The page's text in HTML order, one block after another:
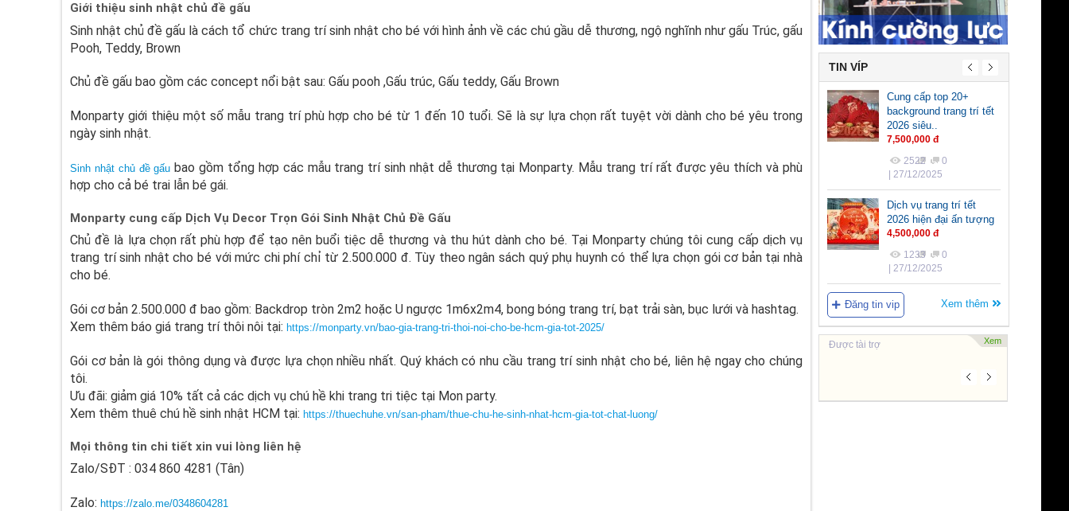
TIN VÍP
Cung cấp top 20+
background trang trí tết
2026 siêu..
7,500,000 đ
2522
0
| 27/12/2025
Dịch vụ trang trí tết
2026 hiện đại ấn tượng
4,500,000 đ
1233
0
| 27/12/2025
Đăng tin vip Xem thêm
Được tài trợ Xem
Giới thiệu sinh nhật chủ đề gấu
Sinh nhật chủ đề gấu là cách tổ chức trang trí sinh nhật cho bé với hình ảnh về các chú gầu dễ thương, ngộ nghĩnh như gấu Trúc, gấu
Pooh, Teddy, Brown
Chủ đề gấu bao gồm các concept nổi bật sau: Gấu pooh ,Gấu trúc, Gấu teddy, Gấu Brown
Monparty giới thiệu một số mẫu trang trí phù hợp cho bé từ 1 đến 10 tuổi. Sẽ là sự lựa chọn rất tuyệt vời dành cho bé yêu trong
ngày sinh nhật.
Sinh nhật chủ đề gấu bao gồm tổng hợp các mẫu trang trí sinh nhật dễ thương tại Monparty. Mẫu trang trí rất được yêu thích và phù
hợp cho cả bé trai lẫn bé gái.
Monparty cung cấp Dịch Vụ Decor Trọn Gói Sinh Nhật Chủ Đề Gấu
Chủ đề là lựa chọn rất phù hợp để tạo nên buổi tiệc dễ thương và thu hút dành cho bé. Tại Monparty chúng tôi cung cấp dịch vụ
trang trí sinh nhật cho bé với mức chi phí chỉ từ 2.500.000 đ. Tùy theo ngân sách quý phụ huynh có thể lựa chọn gói cơ bản tại nhà
cho bé.
Gói cơ bản 2.500.000 đ bao gồm: Backdrop tròn 2m2 hoặc U ngược 1m6x2m4, bong bóng trang trí, bạt trải sàn, bục lưới và hashtag.
Xem thêm báo giá trang trí thôi nôi tại: https://monparty.vn/bao-gia-trang-tri-thoi-noi-cho-be-hcm-gia-tot-2025/
Gói cơ bản là gói thông dụng và được lựa chọn nhiều nhất. Quý khách có nhu cầu trang trí sinh nhật cho bé, liên hệ ngay cho chúng
tôi.
Ưu đãi: giảm giá 10% tất cả các dịch vụ chú hề khi trang tri tiệc tại Mon party.
Xem thêm thuê chú hề sinh nhật HCM tại: https://thuechuhe.vn/san-pham/thue-chu-he-sinh-nhat-hcm-gia-tot-chat-luong/
Mọi thông tin chi tiết xin vui lòng liên hệ
Zalo/SĐT : 034 860 4281 (Tân)
Zalo: https://zalo.me/0348604281